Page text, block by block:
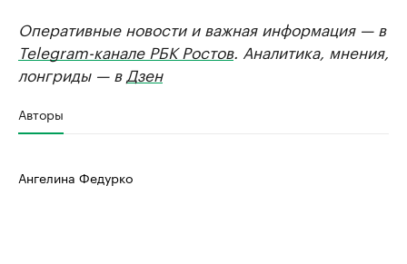
Оперативные новости и важная информация — в
Telegram-канале РБК Ростов. Аналитика, мнения,
лонгриды — в Дзен
Авторы
Ангелина Федурко